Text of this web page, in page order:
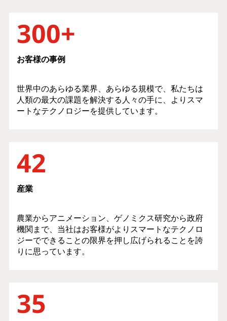
300+
お客様の事例
世界中のあらゆる業界、あらゆる規模で、私たちは
人類の最大の課題を解決する人々の手に、よりスマ
ートなテクノロジーを提供しています。
42
産業
農業からアニメーション、ゲノミクス研究から政府
機関まで、当社はお客様がよりスマートなテクノロ
ジーでできることの限界を押し広げられることを誇
りに思っています。
35